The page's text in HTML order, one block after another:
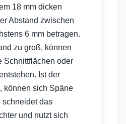
18 mm dicken
Abstand zwischen
6 mm betragen.
zu groß, können
Schnittflächen oder
Ist der
können sich Späne
schneidet das
und nutzt sich